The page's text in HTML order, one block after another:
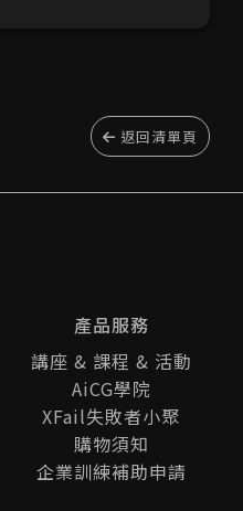
返回清單頁
產品服務
講座 & 課程 & 活動
AiCG學院
XFail失敗者小聚
購物須知
企業訓練補助申請